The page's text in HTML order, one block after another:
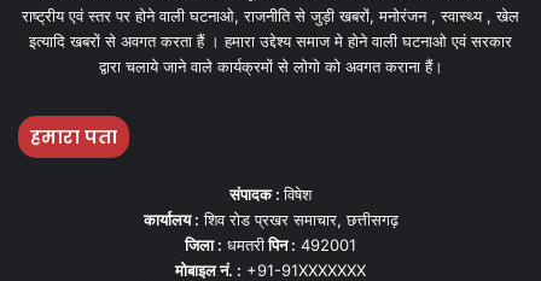
राष्ट्रीय एवं स्तर पर होने वाली घटनाओ, राजनीति से जुड़ी खबरों, मनोरंजन , स्वास्थ्य , खेल
इत्यादि खबरों से अवगत करता हैं । हमारा उद्देश्य समाज मे होने वाली घटनाओ एवं सरकार
द्वारा चलाये जाने वाले कार्यक्रमों से लोगो को अवगत कराना हैं।
हमारा पता
संपादक :विषेश
कार्यालय : शिव रोड प्रखर समाचार, छत्तीसगढ़
जिला : धमतरीपिन : 492001
मोबाइल नं. : +91-91XXXXXXX